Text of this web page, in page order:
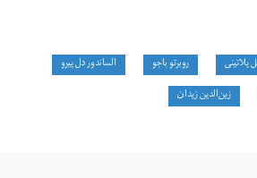
پلاتینی روبرتو باجو
الساندور دل پیرو
زین‌الدین زیدان